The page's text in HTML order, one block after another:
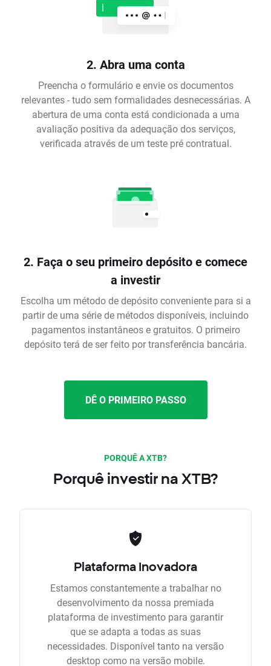
2. Abra uma conta
Preencha o formulário e envie os documentos
relevantes - tudo sem formalidades desnecessárias. A
abertura de uma conta está condicionada a uma
avaliação positiva da adequação dos serviços,
verificada através de um teste pré contratual.
2. Faça o seu primeiro depósito e comece
a investir
Escolha um método de depósito conveniente para si a
partir de uma série de métodos disponíveis, incluindo
pagamentos instantâneos e gratuitos. O primeiro
depósito terá de ser feito por transferência bancária.
DÊ O PRIMEIRO PASSO
PORQUÊ A XTB?
Porquê investir na XTB?
Plataforma Inovadora
Estamos constantemente a trabalhar no
desenvolvimento da nossa premiada
plataforma de investimento para garantir
que se adapta a todas as suas
necessidades. Disponível tanto na versão
desktop como na versão mobile.